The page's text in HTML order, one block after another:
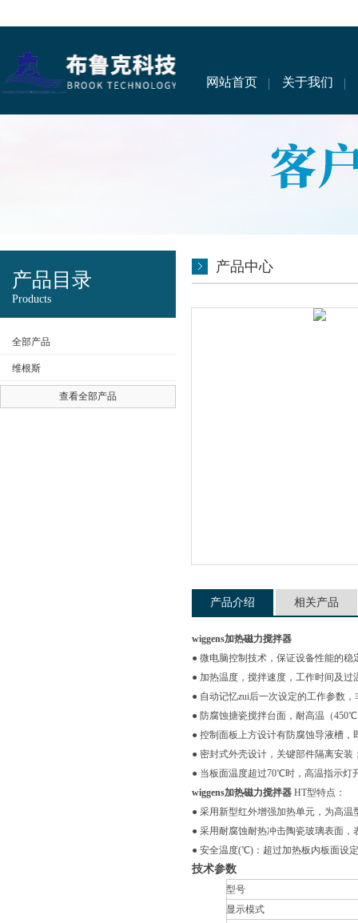
网站首页 关于我们
产品目录
Products
全部产品
维根斯
查看全部产品
产品中心
产品介绍 相关产品
wiggens加热磁力搅拌器
● 微电脑控制技术，保证设备性能的稳
● 加热温度，搅拌速度，工作时间及
● 自动记忆zui后一次设定的工作参数
● 防腐蚀搪瓷搅拌台面，耐高温（
● 控制面板上方设计有防腐蚀导液槽
● 密封式外壳设计，关键部件隔离安
● 当板面温度超过70℃时，高温指示灯
wiggens加热磁力搅拌器 HT型特点：
● 采用新型红外增强加热单元，为高
● 采用耐腐蚀耐热冲击陶瓷玻璃表面
● 安全温度(℃)：超过加热板内板面设
技术参数
型号
显示模式